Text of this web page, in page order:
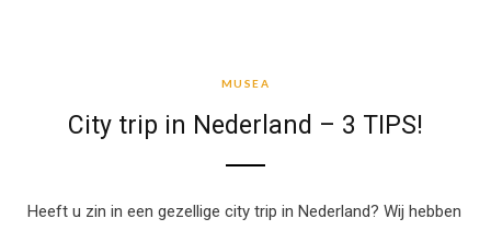
MUSEA
City trip in Nederland – 3 TIPS!
Heeft u zin in een gezellige city trip in Nederland? Wij hebben